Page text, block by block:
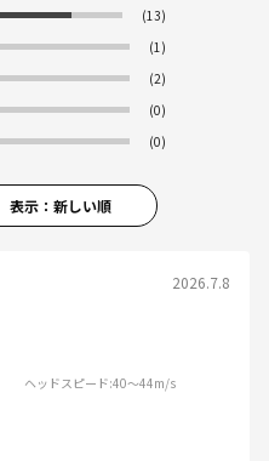
(13)
(1)
(2)
(0)
(0)
表示：新しい順
2026.7.8
ヘッドスピード:40～44m/s